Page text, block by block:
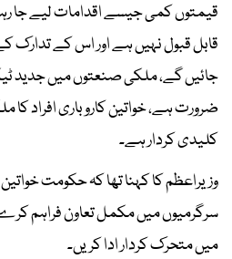
قیمتوں کمی جیسے اقدامات لیے جا
قابل قبول نہیں ہے اور اس کے تدارک
جائیں گے، ملکی صنعتوں میں جدید
ضرورت ہے، خواتین کاروباری افراد
کلیدی کردار ہے۔
وزیراعظم کا کہنا تھا کہ حکومت خواتین
سرگرمیوں میں مکمل تعاون فراہم
میں متحرک کردار ادا کریں۔